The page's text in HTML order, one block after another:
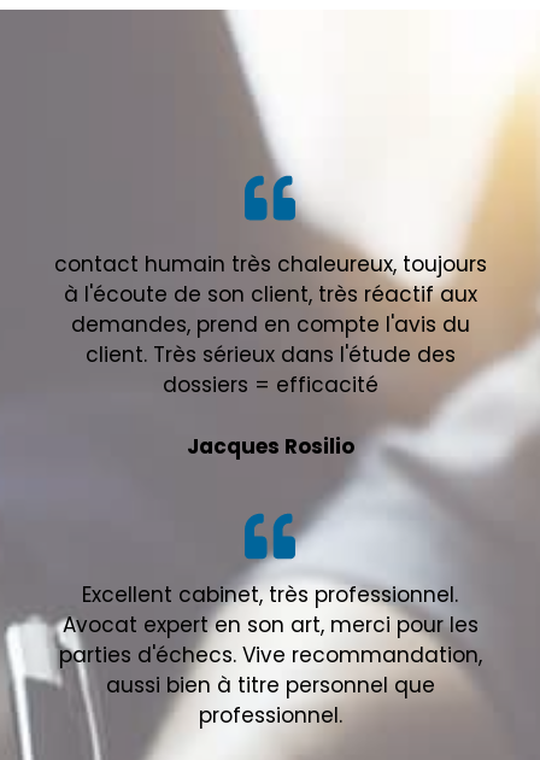
contact humain très chaleureux, toujours
à l'écoute de son client, très réactif aux
demandes, prend en compte l'avis du
client. Très sérieux dans l'étude des
dossiers = efficacité
Jacques Rosilio
Excellent cabinet, très professionnel.
Avocat expert en son art, merci pour les
parties d'échecs. Vive recommandation,
aussi bien à titre personnel que
professionnel.